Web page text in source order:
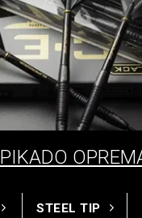
PIKADO
STEEL TIP